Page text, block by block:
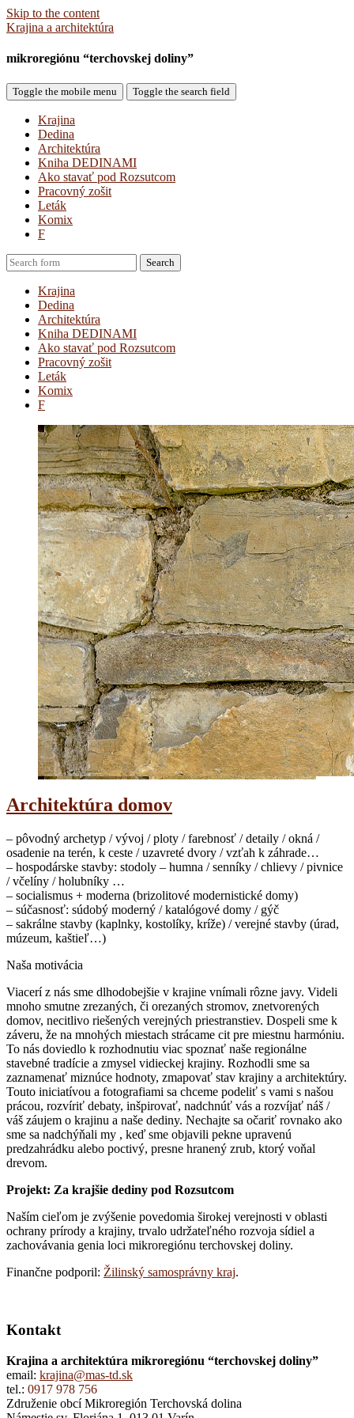
Skip to the content
Krajina a architektúra
mikroregiónu “terchovskej doliny”
Toggle the mobile menu Toggle the search field
Krajina
Dedina
Architektúra
Kniha DEDINAMI
Ako stavať pod Rozsutcom
Pracovný zošit
Leták
Komix
F
Search
Krajina
Dedina
Architektúra
Kniha DEDINAMI
Ako stavať pod Rozsutcom
Pracovný zošit
Leták
Komix
F
Architektúra domov
– pôvodný archetyp / vývoj / ploty / farebnosť / detaily / okná /
osadenie na terén, k ceste / uzavreté dvory / vzťah k záhrade…
– hospodárske stavby: stodoly – humna / senníky / chlievy / pivnice
/ včelíny / holubníky …
– socialismus + moderna (brizolitové modernistické domy)
– súčasnosť: súdobý moderný / katalógové domy / gýč
– sakrálne stavby (kaplnky, kostolíky, kríže) / verejné stavby (úrad,
múzeum, kaštieľ…)
Naša motivácia
Viacerí z nás sme dlhodobejšie v krajine vnímali rôzne javy. Videli
mnoho smutne zrezaných, či orezaných stromov, znetvorených
domov, necitlivo riešených verejných priestranstiev. Dospeli sme k
záveru, že na mnohých miestach strácame cit pre miestnu harmóniu.
To nás doviedlo k rozhodnutiu viac spoznať naše regionálne
stavebné tradície a zmysel vidieckej krajiny. Rozhodli sme sa
zaznamenať miznúce hodnoty, zmapovať stav krajiny a architektúry.
Touto iniciatívou a fotografiami sa chceme podeliť s vami s našou
prácou, rozvíriť debaty, inšpirovať, nadchnúť vás a rozvíjať náš /
váš záujem o krajinu a naše dediny. Nechajte sa očariť rovnako ako
sme sa nadchýňali my , keď sme objavili pekne upravenú
predzahrádku alebo poctivý, presne hranený zrub, ktorý voňal
drevom.
Projekt: Za krajšie dediny pod Rozsutcom
Naším cieľom je zvýšenie povedomia širokej verejnosti v oblasti
ochrany prírody a krajiny, trvalo udržateľného rozvoja sídiel a
zachovávania genia loci mikroregiónu terchovskej doliny.
Finančne podporil: Žilinský samosprávny kraj.
Kontakt
Krajina a architektúra mikroregiónu “terchovskej doliny”
email: krajina@mas-td.sk
tel.: 0917 978 756
Združenie obcí Mikroregión Terchovská dolina